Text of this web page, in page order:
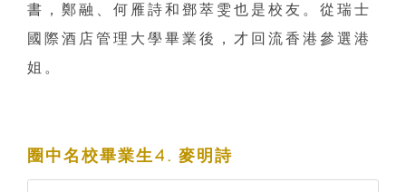
書，鄭融、何雁詩和鄧萃雯也是校友。從瑞士
國際酒店管理大學畢業後，才回流香港參選港
姐。
圈中名校畢業生4. 麥明詩